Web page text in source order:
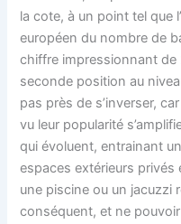
la cote, à un point tel que
européen du nombre de
chiffre impressionnant
seconde position au
pas près de s’inverser,
vu leur popularité
qui évoluent, entrainant
espaces extérieurs privés
une piscine ou un jacuzzi
conséquent, et ne